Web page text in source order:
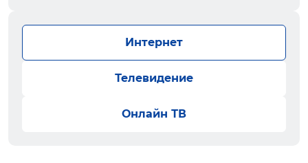
Интернет
Телевидение
Онлайн ТВ